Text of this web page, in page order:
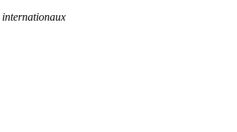
internationaux